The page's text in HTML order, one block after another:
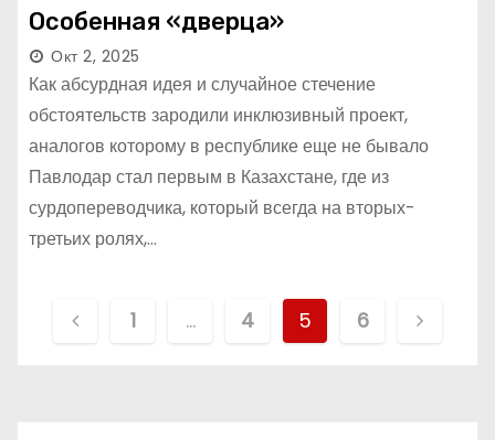
Особенная «дверца»
Окт 2, 2025
Как абсурдная идея и случайное стечение
обстоятельств зародили инклюзивный проект,
аналогов которому в республике еще не бывало
Павлодар стал первым в Казахстане, где из
сурдопереводчика, который всегда на вторых-
третьих ролях,…
1 … 4 5 6